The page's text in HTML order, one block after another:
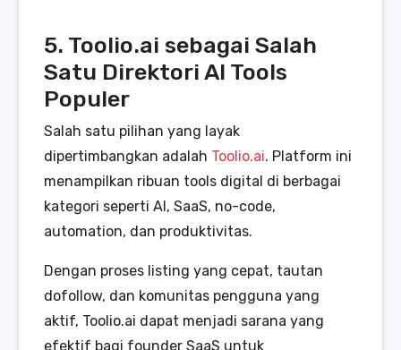
5. Toolio.ai sebagai Salah
Satu Direktori AI Tools
Populer
Salah satu pilihan yang layak
dipertimbangkan adalah Toolio.ai. Platform ini
menampilkan ribuan tools digital di berbagai
kategori seperti AI, SaaS, no-code,
automation, dan produktivitas.
Dengan proses listing yang cepat, tautan
dofollow, dan komunitas pengguna yang
aktif, Toolio.ai dapat menjadi sarana yang
efektif bagi founder SaaS untuk